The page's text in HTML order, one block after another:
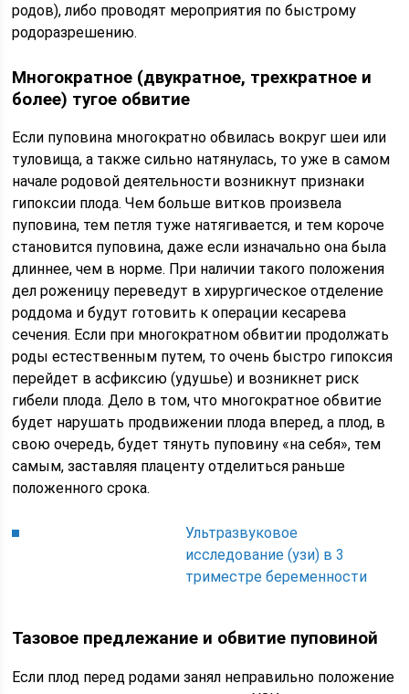
родов), либо проводят мероприятия по быстрому
родоразрешению.
Многократное (двукратное, трехкратное и
более) тугое обвитие
Если пуповина многократно обвилась вокруг шеи или
туловища, а также сильно натянулась, то уже в самом
начале родовой деятельности возникнут признаки
гипоксии плода. Чем больше витков произвела
пуповина, тем петля туже натягивается, и тем короче
становится пуповина, даже если изначально она была
длиннее, чем в норме. При наличии такого положения
дел роженицу переведут в хирургическое отделение
роддома и будут готовить к операции кесарева
сечения. Если при многократном обвитии продолжать
роды естественным путем, то очень быстро гипоксия
перейдет в асфиксию (удушье) и возникнет риск
гибели плода. Дело в том, что многократное обвитие
будет нарушать продвижении плода вперед, а плод, в
свою очередь, будет тянуть пуповину «на себя», тем
самым, заставляя плаценту отделиться раньше
положенного срока.
Ультразвуковое
исследование (узи) в 3
триместре беременности
Тазовое предлежание и обвитие пуповиной
Если плод перед родами занял неправильно положение